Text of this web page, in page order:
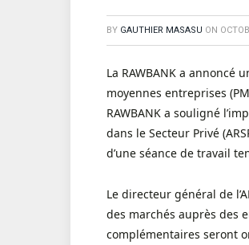
BY GAUTHIER MASASU ON
La RAWBANK a
moyennes entreprises
RAWBANK a souligné
dans le Secteur Privé
d’une séance de travail
Le directeur général de
des marchés auprès des
complémentaires seront